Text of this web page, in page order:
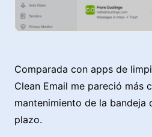
Comparada con apps de
Clean Email me pareció más
mantenimiento de la bandeja
plazo.